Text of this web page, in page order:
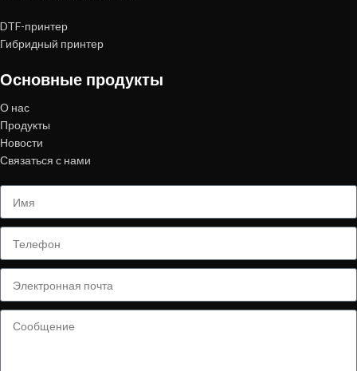
DTF-принтер
Гибридный принтер
Основные продукты
О нас
Продукты
Новости
Связаться с нами